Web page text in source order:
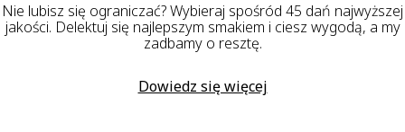
Nie lubisz się ograniczać? Wybieraj spośród 45 dań najwyższej
jakości. Delektuj się najlepszym smakiem i ciesz wygodą, a my
zadbamy o resztę.
Dowiedz się więcej